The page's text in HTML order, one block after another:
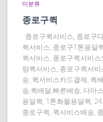
미분류
종로구퀵
종로구퀵서비스, 종로구
퀵서비스, 종로구1톤용달
퀵서비스, 종로구퀵서비
량퀵서비스, 종로구퀵서
송, 퀵서비스카드결제, 퀵
송,퀵배달,빠른배송, 다마
용달퀵, 1톤화물용달퀵,
종로구퀵, 퀵서비스배송,